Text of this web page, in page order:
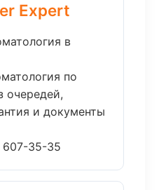
Expert
в
по
очередей,
и документы
607-35-35